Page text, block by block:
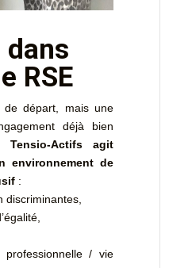
RSE
de départ, mais une
déjà bien
Tensio-Actifs agit
environnement de
:
discriminantes,
professionnelle / vie